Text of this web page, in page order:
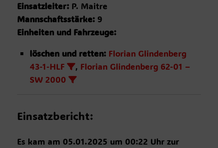
Einsatzleiter: P. Maitre
Mannschaftsstärke: 9
Einheiten und Fahrzeuge:
löschen und retten: Florian Glindenberg
43-1-HLF
, Florian Glindenberg 62-01 –
SW 2000
Einsatzbericht:
Es kam am 05.01.2025 um 00:22 Uhr zur